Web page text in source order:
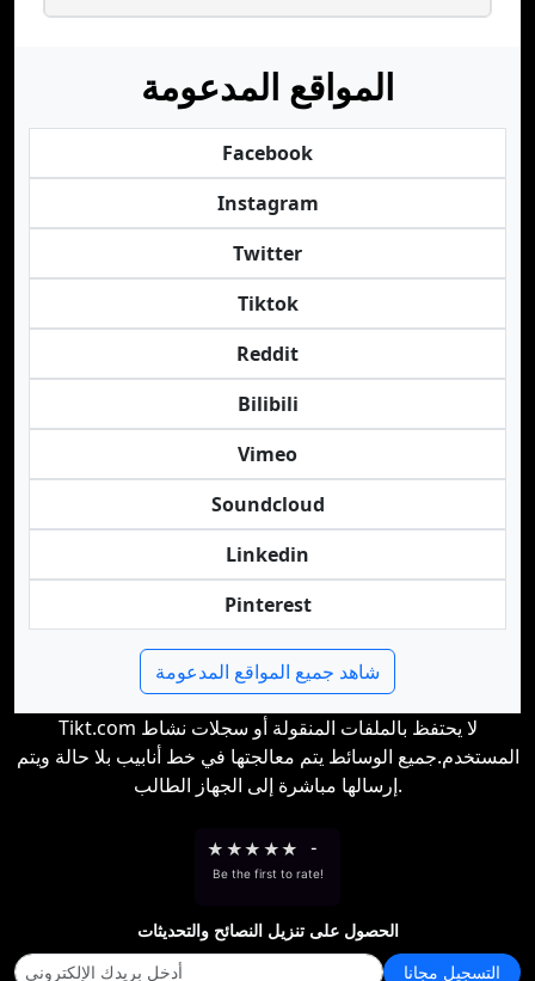
المواقع المدعومة
Facebook
Instagram
Twitter
Tiktok
Reddit
Bilibili
Vimeo
Soundcloud
Linkedin
Pinterest
شاهد جميع المواقع المدعومة
Tikt.com لا يحتفظ بالملفات المنقولة أو سجلات نشاط
المستخدم.جميع الوسائط يتم معالجتها في خط أنابيب بلا حالة ويتم
إرسالها مباشرة إلى الجهاز الطالب.
★ ★★ ★★ -
Be the first to rate!
الحصول على تنزيل النصائح والتحديثات
التسجيل مجانا